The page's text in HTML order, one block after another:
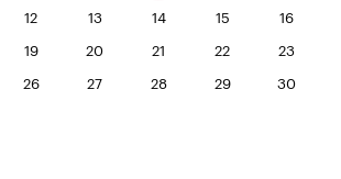
12 13 14 15 16
19 20 21 22 23
26 27 28 29 30